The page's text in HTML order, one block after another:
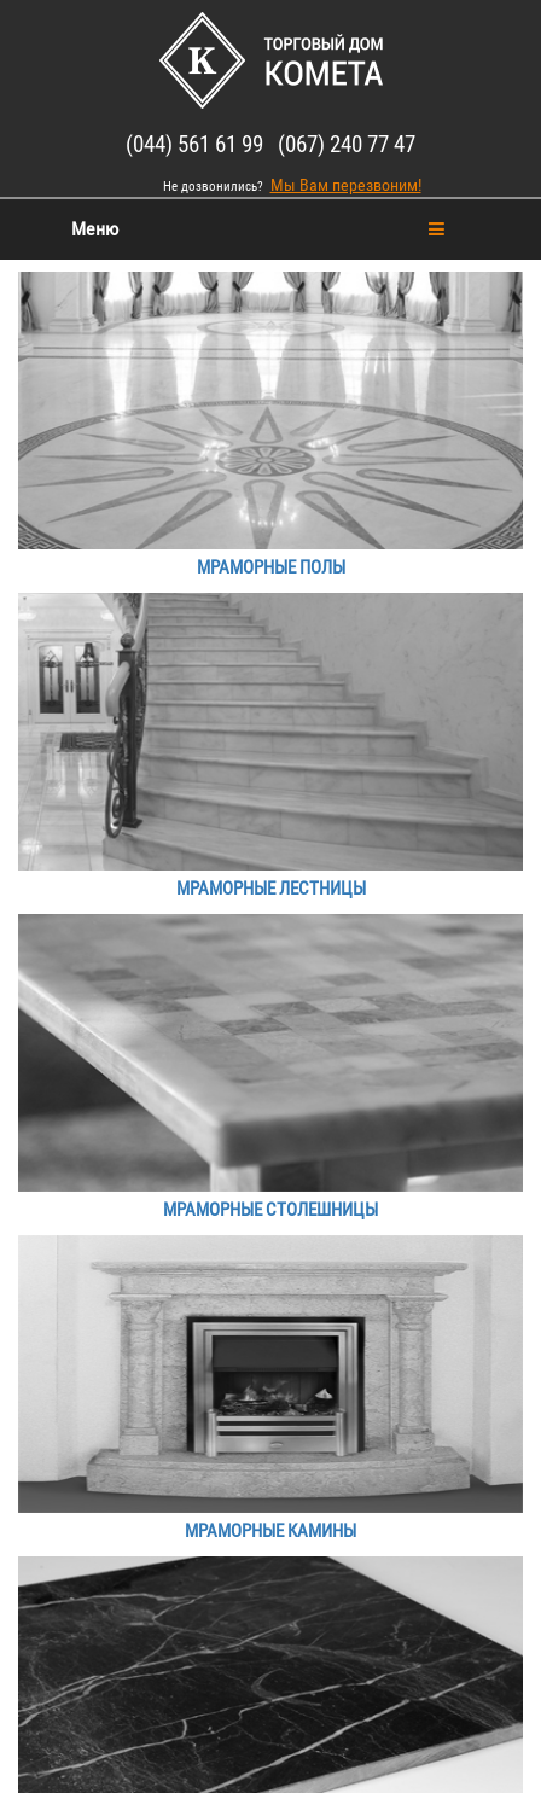
(044) 561 61 99 (067) 240 77 47
Не дозвонились? Мы Вам перезвоним!
Меню
МРАМОРНЫЕ ПОЛЫ
МРАМОРНЫЕ ЛЕСТНИЦЫ
МРАМОРНЫЕ СТОЛЕШНИЦЫ
МРАМОРНЫЕ КАМИНЫ